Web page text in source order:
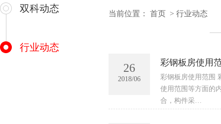
双科动态
行业动态
当前位置： 首页 > 行业动态
26
2018/06
彩钢板房使用
彩钢板房使用范围
使用范围等方面的
合，构件采…